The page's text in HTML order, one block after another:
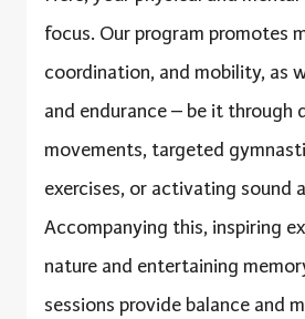
focus. Our program promotes
coordination, and mobility, as
and endurance – be it through
movements, targeted
exercises, or activating sound
Accompanying this, inspiring
nature and entertaining
sessions provide balance and